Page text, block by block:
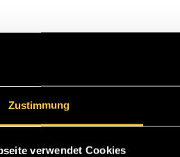
Zustimmung
verwendet Cookies